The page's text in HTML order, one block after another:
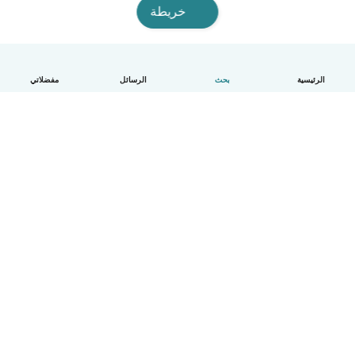
الرئيسية بحث الرسائل مفضلاتي
خريطة